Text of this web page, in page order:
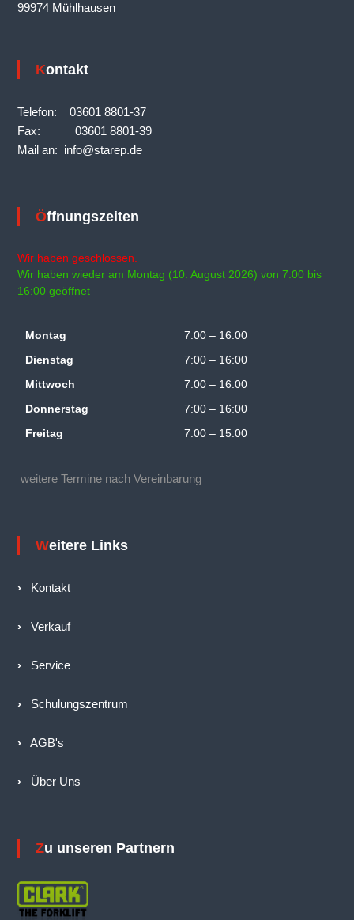
99974 Mühlhausen
Kontakt
Telefon: 03601 8801-37
Fax: 03601 8801-39
Mail an: info@starep.de
Öffnungszeiten
Wir haben geschlossen.
Wir haben wieder am Montag (10. August 2026) von 7:00 bis
16:00 geöffnet
Montag
7:00 – 16:00
Dienstag
7:00 – 16:00
Mittwoch
7:00 – 16:00
Donnerstag
7:00 – 16:00
Freitag
7:00 – 15:00
weitere Termine nach Vereinbarung
Weitere Links
› Kontakt
› Verkauf
› Service
› Schulungszentrum
› AGB's
› Über Uns
Zu unseren Partnern